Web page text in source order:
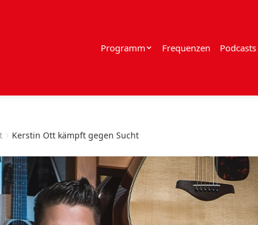
Programm Frequenzen Podcasts
Kerstin Ott kämpft gegen Sucht